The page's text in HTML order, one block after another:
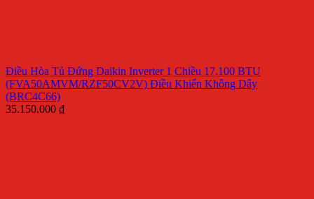
Điều Hòa Tủ Đứng Daikin Inverter 1 Chiều 17.100 BTU
(FVA50AMVM/RZF50CV2V) Điều Khiển Không Dây
(BRC4C66)
35.150.000 ₫